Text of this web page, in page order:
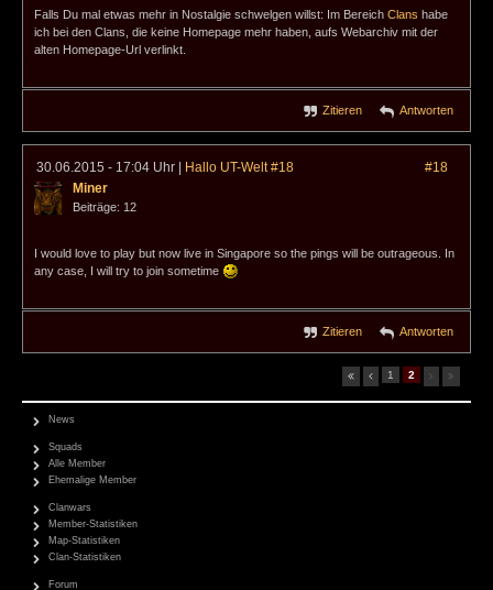
Falls Du mal etwas mehr in Nostalgie schwelgen willst: Im Bereich Clans habe
ich bei den Clans, die keine Homepage mehr haben, aufs Webarchiv mit der
alten Homepage-Url verlinkt.
Zitieren Antworten
30.06.2015 - 17:04 Uhr | Hallo UT-Welt #18
#18
Miner
Beiträge: 12
I would love to play but now live in Singapore so the pings will be outrageous. In
any case, I will try to join sometime
Zitieren Antworten
1 2
News
Squads
Alle Member
Ehemalige Member
Clanwars
Member-Statistiken
Map-Statistiken
Clan-Statistiken
Forum